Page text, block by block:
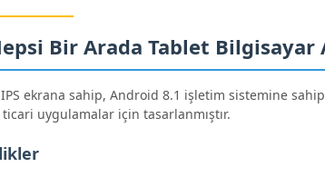
Bir Arada Tablet Bilgisayar
IPS ekrana sahip, Android 8.1 işletim sistemine
uygulamalar için tasarlanmıştır.